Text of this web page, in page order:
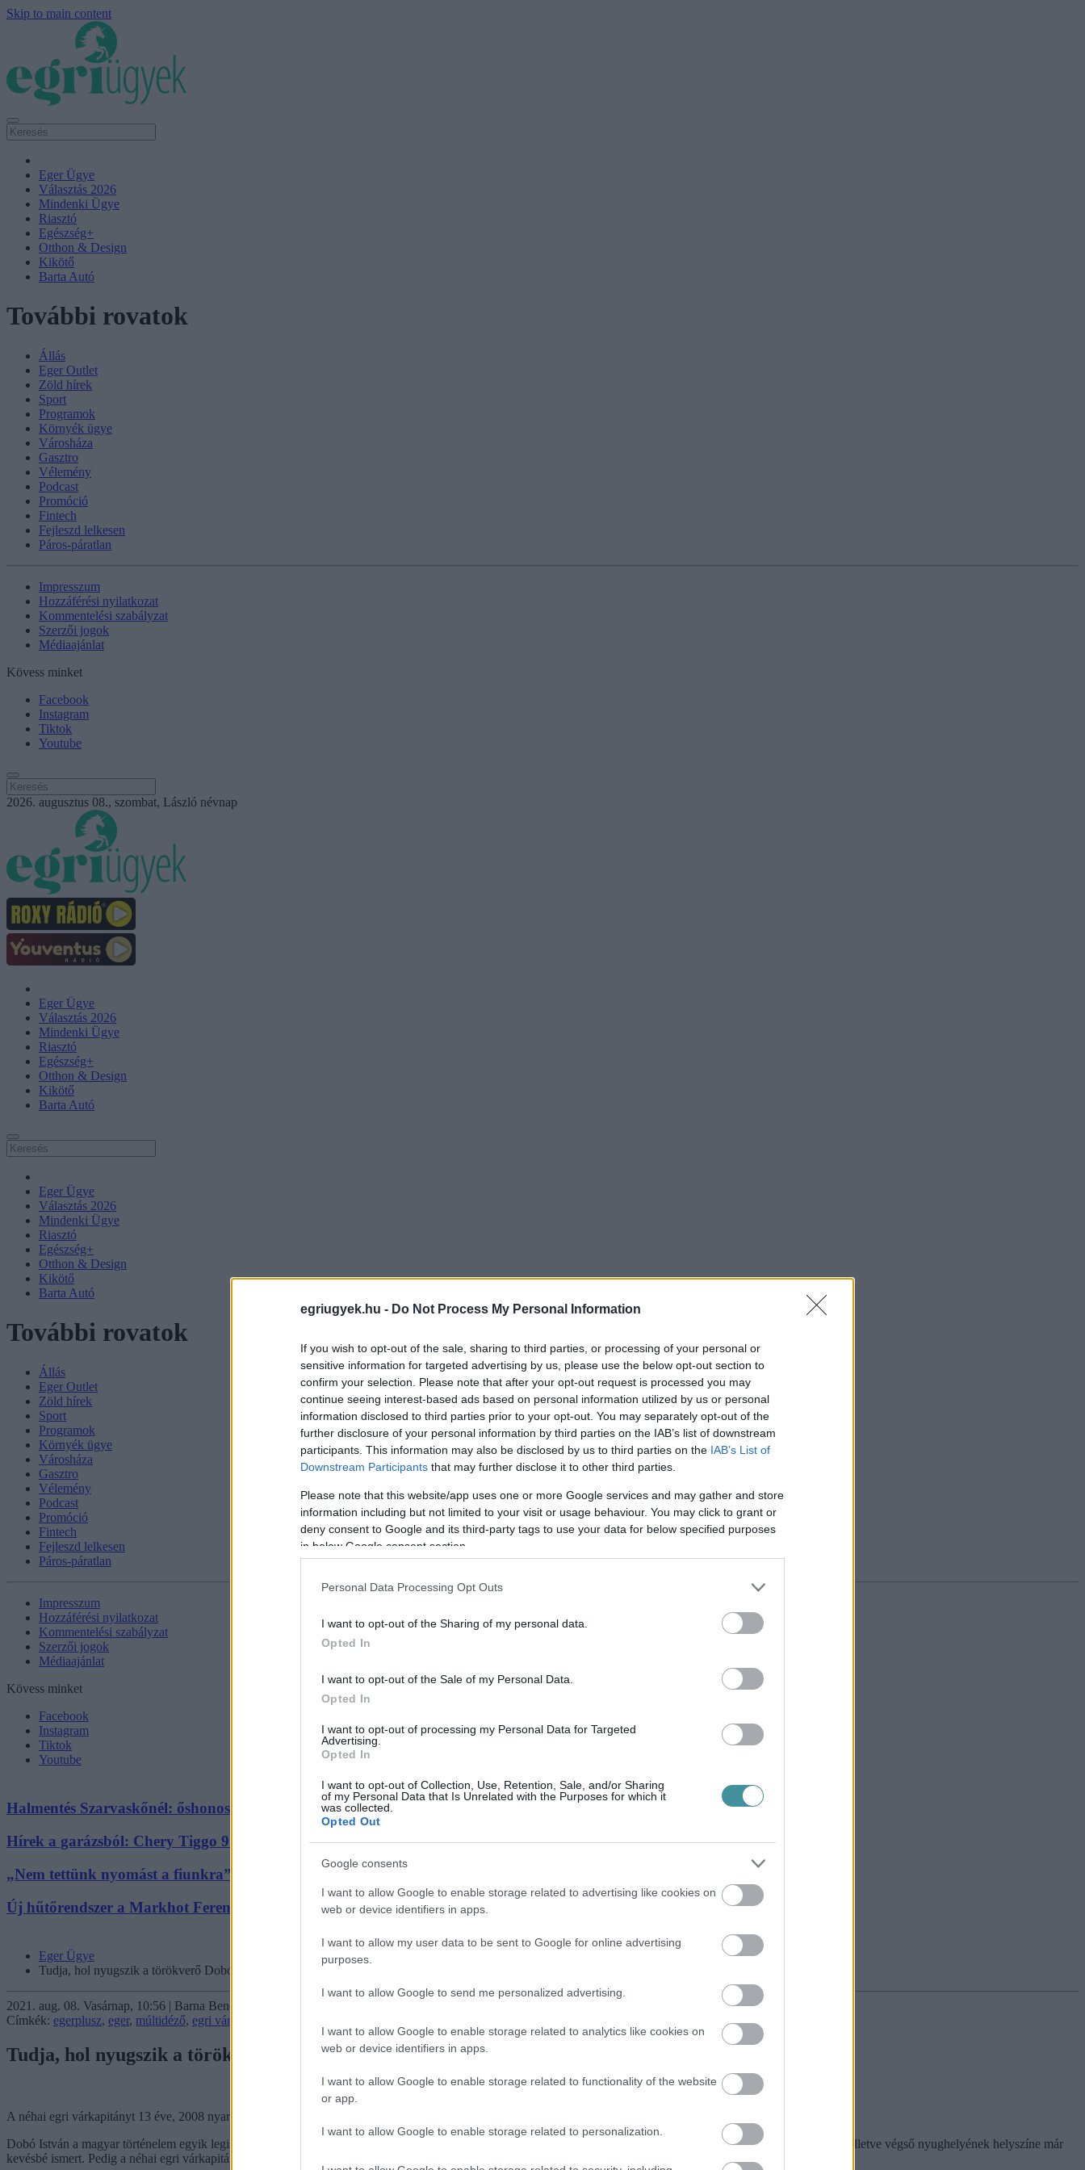
egriugyek.hu - Do Not Process My Personal Information
If you wish to opt-out of the sale, sharing to third parties, or processing of your personal or
sensitive information for targeted advertising by us, please use the below opt-out section to
confirm your selection. Please note that after your opt-out request is processed you may
continue seeing interest-based ads based on personal information utilized by us or personal
information disclosed to third parties prior to your opt-out. You may separately opt-out of the
further disclosure of your personal information by third parties on the IAB’s list of downstream
participants. This information may also be disclosed by us to third parties on the IAB’s List of
Downstream Participants that may further disclose it to other third parties.
Please note that this website/app uses one or more Google services and may gather and store
information including but not limited to your visit or usage behaviour. You may click to grant or
deny consent to Google and its third-party tags to use your data for below specified purposes
in below Google consent section.
Personal Data Processing Opt Outs
I want to opt-out of the Sharing of my personal data.
Opted In
I want to opt-out of the Sale of my Personal Data.
Opted In
I want to opt-out of processing my Personal Data for Targeted
Advertising.
Opted In
I want to opt-out of Collection, Use, Retention, Sale, and/or Sharing
of my Personal Data that Is Unrelated with the Purposes for which it
was collected.
Opted Out
Google consents
I want to allow Google to enable storage related to advertising like cookies on
web or device identifiers in apps.
I want to allow my user data to be sent to Google for online advertising
purposes.
I want to allow Google to send me personalized advertising.
I want to allow Google to enable storage related to analytics like cookies on
web or device identifiers in apps.
I want to allow Google to enable storage related to functionality of the website
or app.
I want to allow Google to enable storage related to personalization.
Skip to main content
Eger Ügye
Választás 2026
Mindenki Ügye
Riasztó
Egészség+
Otthon & Design
Kikötő
Barta Autó
További rovatok
Állás
Eger Outlet
Zöld hírek
Sport
Programok
Környék ügye
Városháza
Gasztro
Vélemény
Podcast
Promóció
Fintech
Fejleszd lelkesen
Páros-páratlan
Impresszum
Hozzáférési nyilatkozat
Kommentelési szabályzat
Szerzői jogok
Médiaajánlat
Kövess minket
Facebook
Instagram
Tiktok
Youtube
2026. augusztus 08., szombat, László névnap
Eger Ügye
Választás 2026
Mindenki Ügye
Riasztó
Egészség+
Otthon & Design
Kikötő
Barta Autó
Eger Ügye
Választás 2026
Mindenki Ügye
Riasztó
Egészség+
Otthon & Design
Kikötő
Barta Autó
További rovatok
Állás
Eger Outlet
Zöld hírek
Sport
Programok
Környék ügye
Városháza
Gasztro
Vélemény
Podcast
Promóció
Fintech
Fejleszd lelkesen
Páros-páratlan
Impresszum
Hozzáférési nyilatkozat
Kommentelési szabályzat
Szerzői jogok
Médiaajánlat
Kövess minket
Facebook
Instagram
Tiktok
Youtube
Halmentés Szarvaskőnél: őshonos és védett halakat mentettek ki a kiszáradó Eg...
Hírek a garázsból: Chery Tiggo 9 PHEV Luxury – A kínai prémium, amely már nem...
„Nem tettünk nyomást a fiunkra” – Egy egri család története, amely a Rapid Wi...
Új hűtőrendszer a Markhot Ferenc Kórházban: több mint 70 millió forintos fejl...
Eger Ügye
Tudja, hol nyugszik a törökverő Dobó István?
2021. aug. 08. Vasárnap, 10:56 | Barna Benedek | Eger ügye
Címkék: egerplusz, eger, múltidéző, egri vár
Tudja, hol nyugszik a törökverő Dobó István?
A néhai egri várkapitányt 13 éve, 2008 nyarán temették újra.
Dobó István a magyar történelem egyik legismertebb alakja, de a köztudatban leginkább csak az él róla, hogy 1552-ben legyőzte a törököket Egerben. Későbbi sorsa, illetve végső nyughelyének helyszíne már
kevésbé ismert. Pedig a néhai egri várkapitánynak és a sírjának sorsa is regényes.